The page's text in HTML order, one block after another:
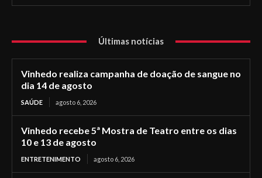
Últimas notícias
Vinhedo realiza campanha de doação de sangue no
dia 14 de agosto
SAÚDE agosto 6, 2026
Vinhedo recebe 5ª Mostra de Teatro entre os dias
10 e 13 de agosto
ENTRETENIMENTO agosto 6, 2026